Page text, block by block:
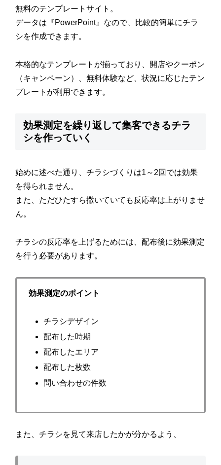
無料のテンプレートサイト。
データは『PowerPoint』なので、比較的簡単にチラ
シを作成できます。
本格的なテンプレートが揃っており、開店やクーポン
（キャンペーン）、無料体験など、状況に応じたテン
プレートが利用できます。
効果測定を繰り返して集客できるチラ
シを作っていく
始めに述べた通り、チラシづくりは1～2回では効果
を得られません。
また、ただひたすら撒いていても反応率は上がりませ
ん。
チラシの反応率を上げるためには、配布後に効果測定
を行う必要があります。
効果測定のポイント
チラシデザイン
配布した時期
配布したエリア
配布した枚数
問い合わせの件数
また、チラシを見て来店したかが分かるよう、